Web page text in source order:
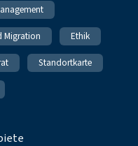
Migration Ethik
Standortkarte